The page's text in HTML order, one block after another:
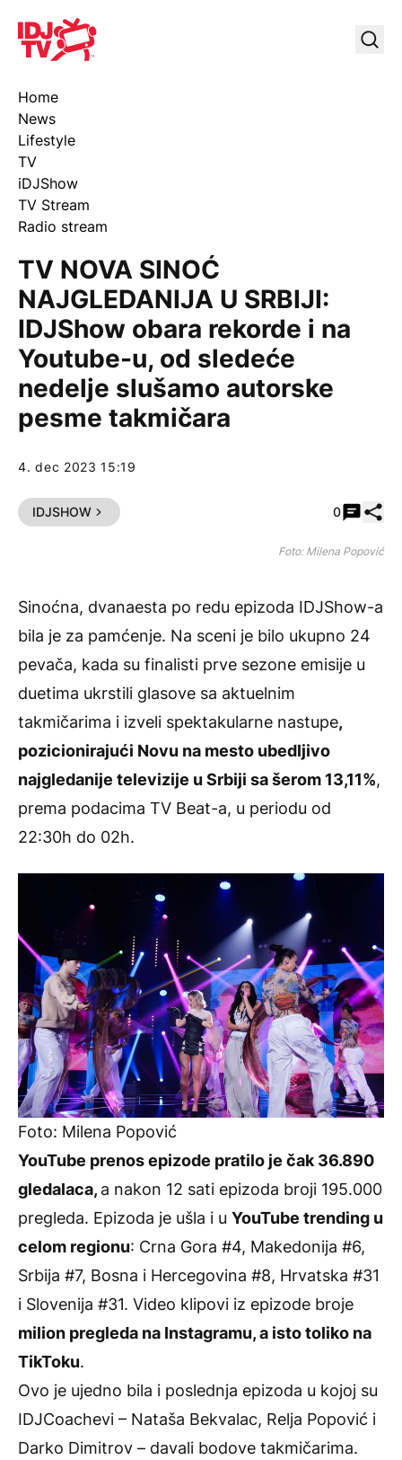
IDJ TV
Home
News
Lifestyle
TV
iDJShow
TV Stream
Radio stream
TV NOVA SINOĆ
NAJGLEDANIJA U SRBIJI:
IDJShow obara rekorde i na
Youtube-u, od sledeće
nedelje slušamo autorske
pesme takmičara
4. dec 2023 15:19
IDJSHOW 0
Foto: Milena Popović
Sinoćna, dvanaesta po redu epizoda IDJShow-a
bila je za pamćenje. Na sceni je bilo ukupno 24
pevača, kada su finalisti prve sezone emisije u
duetima ukrstili glasove sa aktuelnim
takmičarima i izveli spektakularne nastupe,
pozicionirajući Novu na mesto ubedljivo
najgledanije televizije u Srbiji sa šerom 13,11%,
prema podacima TV Beat-a, u periodu od
22:30h do 02h.
Foto: Milena Popović
YouTube prenos epizode pratilo je čak 36.890
gledalaca, a nakon 12 sati epizoda broji 195.000
pregleda. Epizoda je ušla i u YouTube trending u
celom regionu: Crna Gora #4, Makedonija #6,
Srbija #7, Bosna i Hercegovina #8, Hrvatska #31
i Slovenija #31. Video klipovi iz epizode broje
milion pregleda na Instagramu, a isto toliko na
TikToku.
Ovo je ujedno bila i poslednja epizoda u kojoj su
IDJCoachevi – Nataša Bekvalac, Relja Popović i
Darko Dimitrov – davali bodove takmičarima.